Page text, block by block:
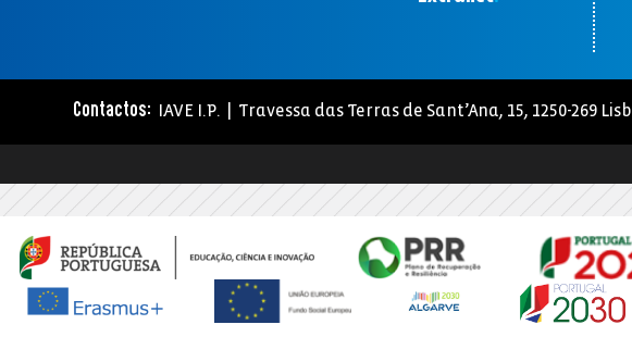
Contactos: IAVE I.P. | Travessa das Terras de Sant’Ana, 15, 1250-269